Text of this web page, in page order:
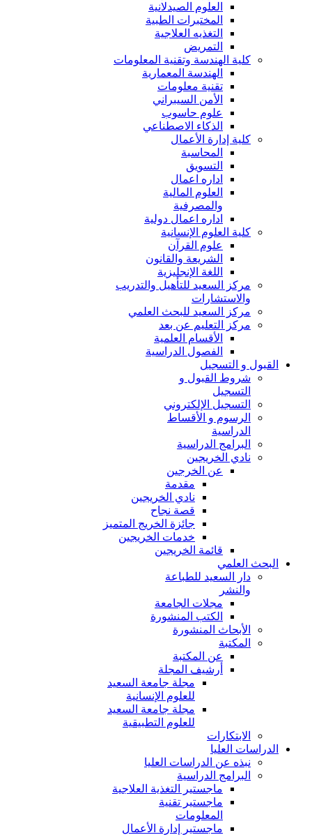
العلوم الصيدلانية
المختبرات الطبية
التغذيه العلاجية
التمريض
كلية الهندسة وتقنية المعلومات
الهندسة المعمارية
تقنية معلومات
الأمن السيبراني
علوم حاسوب
الذكاء الاصطناعي
كلية إدارة الأعمال
المحاسبة
التسويق
اداره اعمال
العلوم المالية
والمصرفية
اداره اعمال دولية
كلية العلوم الإنسانية
علوم القرآن
الشريعة والقانون
اللغة الإنجليزية
مركز السعيد للتأهيل والتدريب
والاستشارات
مركز السعيد للبحث العلمي
مركز التعليم عن بعد
الأقسام العلمية
الفصول الدراسية
القبول و التسجيل
شروط القبول و
التسجيل
التسجيل الإلكتروني
الرسوم و الأقساط
الدراسية
البرامج الدراسية
نادي الخريجين
عن الخرجين
مقدمة
نادي الخريجين
قصة نجاح
جائزة الخريج المتميز
خدمات الخريجين
قائمة الخريجين
البحث العلمي
دار السعيد للطباعة
والنشر
مجلات الجامعة
الكتب المنشورة
الأبحاث المنشورة
المكتبة
عن المكتبة
أرشيف المجلة
مجلة جامعة السعيد
للعلوم الإنسانية
مجلة جامعة السعيد
للعلوم التطبيقية
الابتكارات
الدراسات العليا
نبذه عن الدراسات العليا
البرامج الدراسية
ماجستير التغذية العلاجية
ماجستير تقنية
المعلومات
ماجستير إدارة الأعمال